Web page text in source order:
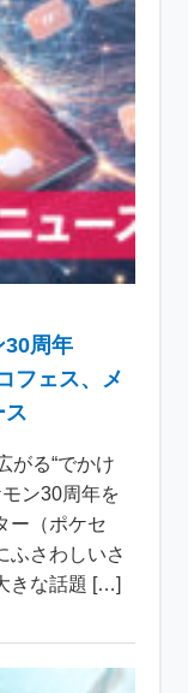
30周年
フェス、メ
ス
がる“でかけ
ン30周年を
ー（ポケセ
ふさわしいさ
きな話題 […]